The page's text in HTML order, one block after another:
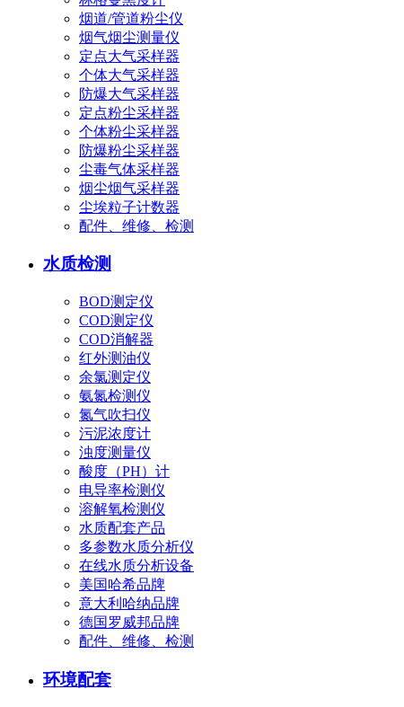
烟道/管道粉尘仪
烟气烟尘测量仪
定点大气采样器
个体大气采样器
防爆大气采样器
定点粉尘采样器
个体粉尘采样器
防爆粉尘采样器
尘毒气体采样器
烟尘烟气采样器
尘埃粒子计数器
配件、维修、检测
水质检测
BOD测定仪
COD测定仪
COD消解器
红外测油仪
余氯测定仪
氨氮检测仪
氮气吹扫仪
污泥浓度计
浊度测量仪
酸度（PH）计
电导率检测仪
溶解氧检测仪
水质配套产品
多参数水质分析仪
在线水质分析设备
美国哈希品牌
意大利哈纳品牌
德国罗威邦品牌
配件、维修、检测
环境配套